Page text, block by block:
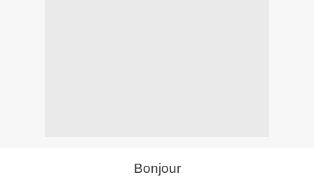
Bonjour